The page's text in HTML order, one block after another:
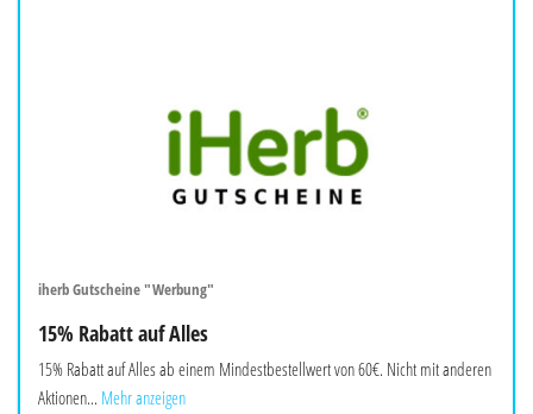
iherb Gutscheine "Werbung"
15% Rabatt auf Alles
15% Rabatt auf Alles ab einem Mindestbestellwert von 60€. Nicht mit anderen
Aktionen... Mehr anzeigen